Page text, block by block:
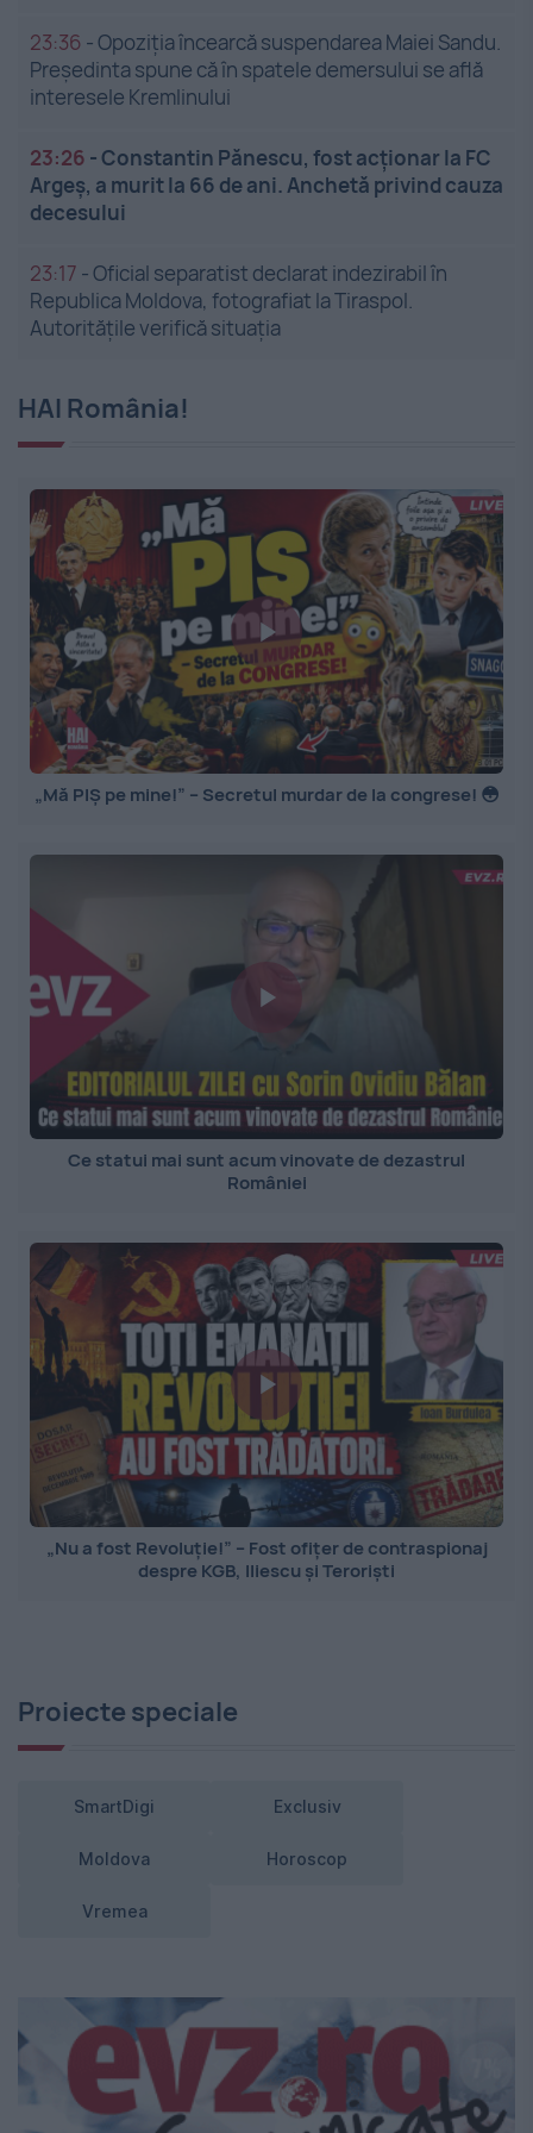
23:36 -Opoziția încearcă suspendarea Maiei Sandu.
Președinta spune că în spatele demersului se află
interesele Kremlinului
23:26 -Constantin Pănescu, fost acționar la FC
Argeș, a murit la 66 de ani. Anchetă privind cauza
decesului
23:17 -Oficial separatist declarat indezirabil în
Republica Moldova, fotografiat la Tiraspol.
Autoritățile verifică situația
HAI România!
„Mă PIȘ pe mine!” – Secretul murdar de la congrese! 😳
Ce statui mai sunt acum vinovate de dezastrul
României
„Nu a fost Revoluție!” – Fost ofițer de contraspionaj
despre KGB, Iliescu și Teroriști
Proiecte speciale
SmartDigi Exclusiv
Moldova Horoscop
Vremea